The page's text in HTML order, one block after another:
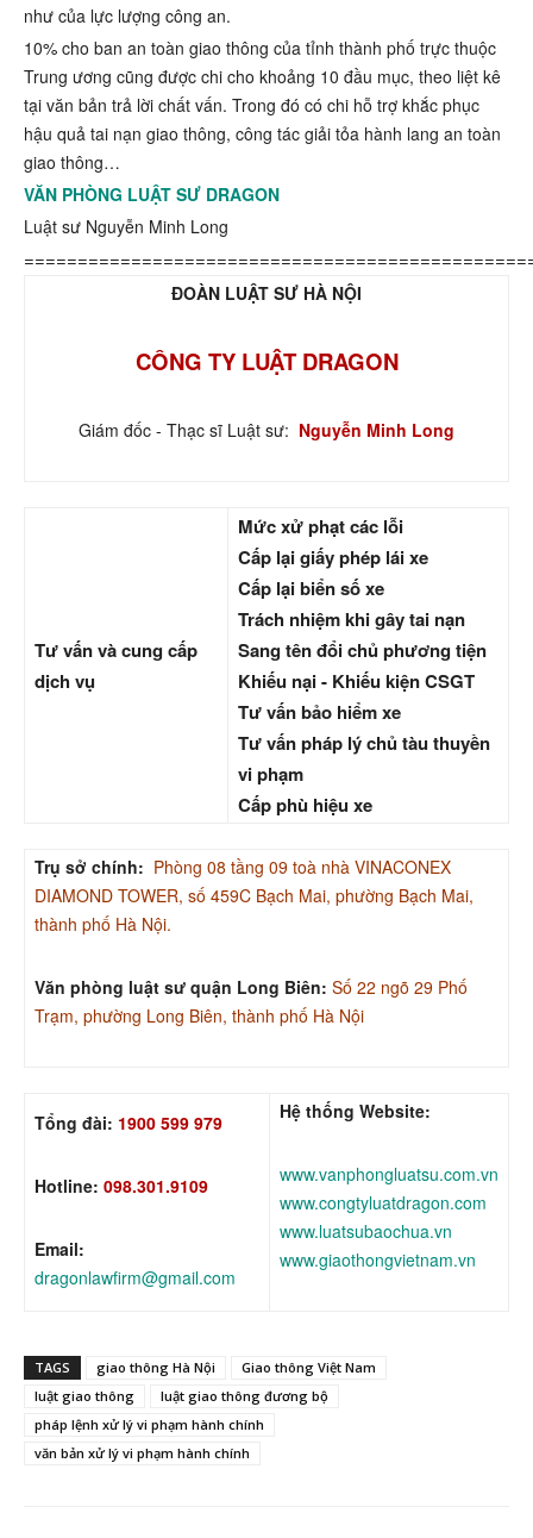
như của lực lượng công an.
10% cho ban an toàn giao thông của tỉnh thành phố trực thuộc
Trung ương cũng được chi cho khoảng 10 đầu mục, theo liệt kê
tại văn bản trả lời chất vấn. Trong đó có chi hỗ trợ khắc phục
hậu quả tai nạn giao thông, công tác giải tỏa hành lang an toàn
giao thông…
VĂN PHÒNG LUẬT SƯ DRAGON
Luật sư Nguyễn Minh Long
ĐOÀN LUẬT SƯ HÀ NỘI
CÔNG TY LUẬT DRAGON
Giám đốc - Thạc sĩ Luật sư: Nguyễn Minh Long
Tư vấn và cung cấp
dịch vụ
Mức xử phạt các lỗi
Cấp lại giấy phép lái xe
Cấp lại biển số xe
Trách nhiệm khi gây tai nạn
Sang tên đổi chủ phương tiện
Khiếu nại - Khiếu kiện CSGT
Tư vấn bảo hiểm xe
Tư vấn pháp lý chủ tàu thuyền
vi phạm
Cấp phù hiệu xe
Trụ sở chính: Phòng 08 tầng 09 toà nhà VINACONEX
DIAMOND TOWER, số 459C Bạch Mai, phường Bạch Mai,
thành phố Hà Nội.
Văn phòng luật sư quận Long Biên: Số 22 ngõ 29 Phố
Trạm, phường Long Biên, thành phố Hà Nội
Tổng đài: 1900 599 979
Hotline: 098.301.9109
Email:
dragonlawfirm@gmail.com
Hệ thống Website:
www.vanphongluatsu.com.vn
www.congtyluatdragon.com
www.luatsubaochua.vn
www.giaothongvietnam.vn
TAGS giao thông Hà Nội
Giao thông Việt Nam
luật giao thông
luật giao thông đương bộ
pháp lệnh xử lý vi phạm hành chính
văn bản xử lý vi phạm hành chính